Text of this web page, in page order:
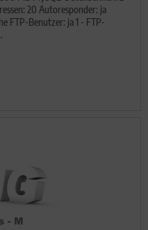
20 Autoresponder: ja
FTP-Benutzer: ja 1 - FTP-